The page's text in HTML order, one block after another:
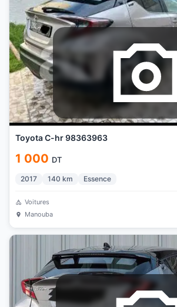
Toyota C-hr 98363963
1 000 DT
2017 140 km Essence
Voitures
Manouba